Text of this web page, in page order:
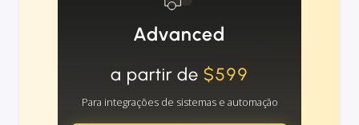
Advanced
a partir de $599
Para integrações de sistemas e automação